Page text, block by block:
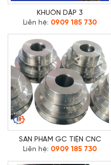
KHUÔN DẬP 3
Liên hệ: 0909 185 730
SẢN PHẨM GC TIỆN CNC
Liên hệ: 0909 185 730